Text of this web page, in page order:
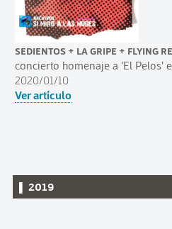
Sedientos + La Gripe + Flying
concierto homenaje a ‘El
2020/01/10
Ver artículo
▌ 2019